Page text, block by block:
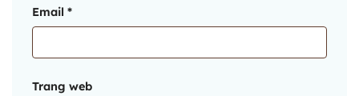
Email *
Trang web